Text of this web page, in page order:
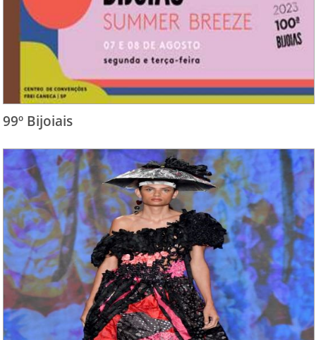
99º Bijoiais